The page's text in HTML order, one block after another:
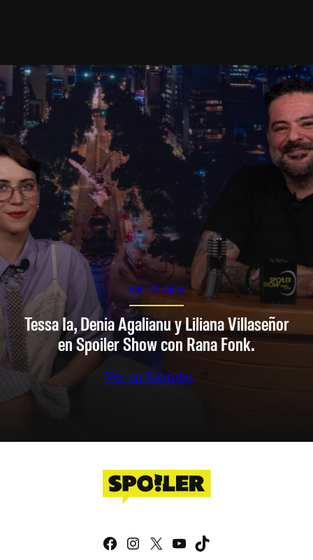
SPOILER SHOW
Tessa Ia, Denia Agalianu y Liliana Villaseñor
en Spoiler Show con Rana Fonk.
Ver en Youtube
Facebook
Instagram
X YouTube